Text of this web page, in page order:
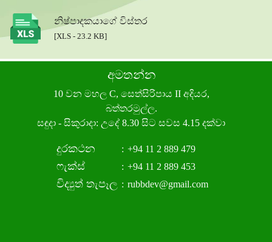
නිෂ්පාදකයාගේ විස්තර
[XLS - 23.2 KB]
අමතන්න
10 වන මහල C, සෙත්සිරිපාය II අදියර,
බත්තරමුල්ල.
සඳුදා - සිකුරාදා: උදේ 8.30 සිට සවස 4.15 දක්වා
දුරකථන : +94 11 2 889 479
ෆැක්ස් : +94 11 2 889 453
විද්‍යුත් තැපෑල : rubbdev@gmail.com